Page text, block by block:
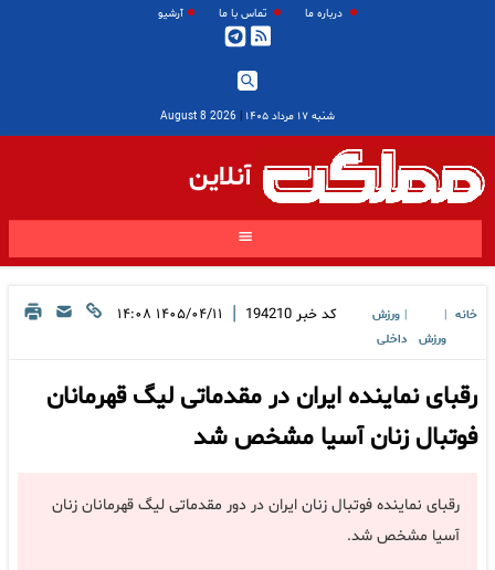
درباره ما تماس با ما آرشیو
شنبه ۱۷ مرداد ۱۴۰۵ |
2026 August 8
آنلاین
خانه
ورزش
ورزش
داخلی
کد خبر 194210
| ۱۴۰۵/۰۴/۱۱ ۱۴:۰۸
رقبای نماینده ایران در مقدماتی لیگ قهرمانان
فوتبال زنان آسیا مشخص شد
رقبای نماینده فوتبال زنان ایران در دور مقدماتی لیگ قهرمانان زنان
آسیا مشخص شد.